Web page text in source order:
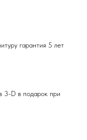
гарантия 5 лет
3-D в подарок при